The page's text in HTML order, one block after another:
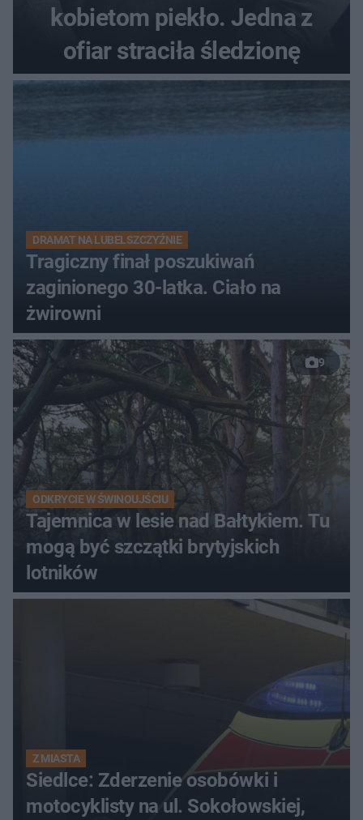
kobietom piekło. Jedna z
ofiar straciła śledzionę
DRAMAT NA LUBELSZCZYŹNIE
Tragiczny finał poszukiwań
zaginionego 30-latka. Ciało na
żwirowni
9
ODKRYCIE W ŚWINOUJŚCIU
Tajemnica w lesie nad Bałtykiem. Tu
mogą być szczątki brytyjskich
lotników
Z MIASTA
Siedlce: Zderzenie osobówki i
motocyklisty na ul. Sokołowskiej,